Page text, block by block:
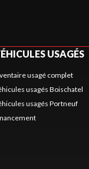
USAGÉS
usagé complet
usagés Boischatel
usagés Portneuf